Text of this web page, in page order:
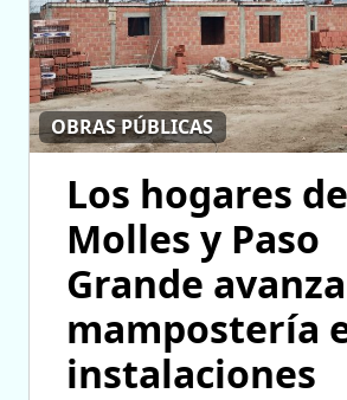
OBRAS PÚBLICAS
Los hogares
Molles y Paso
Grande
mampostería
instalaciones